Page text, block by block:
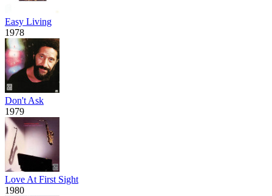
Easy Living
1978
Don't Ask
1979
Love At First Sight
1980